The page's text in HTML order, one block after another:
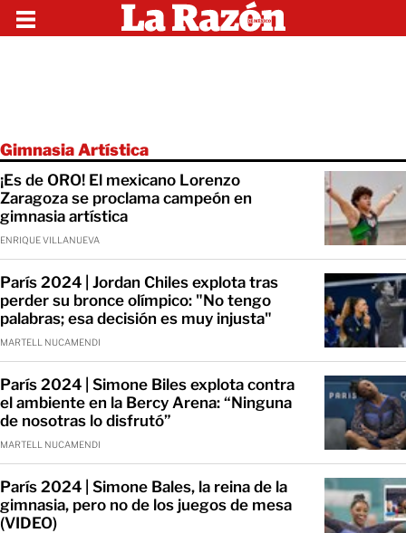
Gimnasia Artística
¡Es de ORO! El mexicano Lorenzo
Zaragoza se proclama campeón en
gimnasia artística
ENRIQUE VILLANUEVA
París 2024 | Jordan Chiles explota tras
perder su bronce olímpico: "No tengo
palabras; esa decisión es muy injusta"
MARTELL NUCAMENDI
París 2024 | Simone Biles explota contra
el ambiente en la Bercy Arena: “Ninguna
de nosotras lo disfrutó”
MARTELL NUCAMENDI
París 2024 | Simone Bales, la reina de la
gimnasia, pero no de los juegos de mesa
(VIDEO)